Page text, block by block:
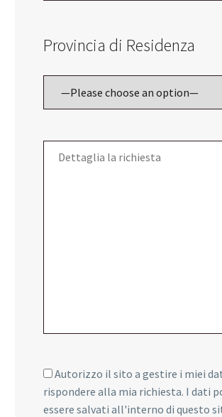
Provincia di Residenza
Autorizzo il sito a gestire i miei
rispondere alla mia richiesta. I dati
essere salvati all'interno di questo